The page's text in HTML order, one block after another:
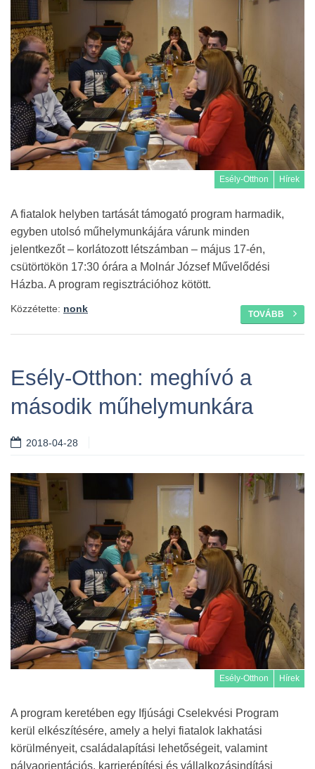
Esély-Otthon Hírek
A fiatalok helyben tartását támogató program harmadik,
egyben utolsó műhelymunkájára várunk minden
jelentkezőt – korlátozott létszámban – május 17-én,
csütörtökön 17:30 órára a Molnár József Művelődési
Házba. A program regisztrációhoz kötött.
TOVÁBB
Közzétette: nonk
Esély-Otthon: meghívó a
második műhelymunkára
2018-04-28
Esély-Otthon Hírek
A program keretében egy Ifjúsági Cselekvési Program
kerül elkészítésére, amely a helyi fiatalok lakhatási
körülményeit, családalapítási lehetőségeit, valamint
pályaorientációs, karrierépítési és vállalkozásindítási